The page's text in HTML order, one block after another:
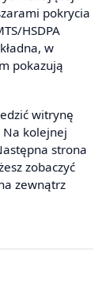
pokrycia
HSDPA
w
pokazują
witrynę
Na kolejnej
strona
zobaczyć
zewnątrz